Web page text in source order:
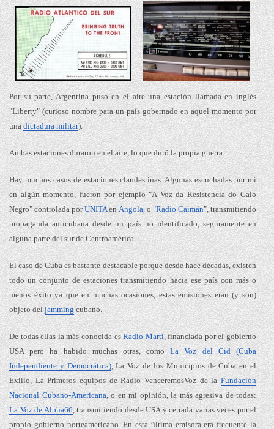
Por su parte, Argentina puso en el aire una estación llamada en inglés
"Liberty" (curioso nombre para un país gobernado en aquel momento por
unadictadura militar).
Ambas estaciones duraron en el aire, lo que duró la propia guerra.
Hay muchos casos de estaciones clandestinas. Algunas escuchadas por mí
en algún momento, fueron por ejemplo "A Voz da Resistencia do Galo
Negro" controlada porUNITAenAngola, o "Radio Caimán", transmitiendo
propaganda anticubana desde un país no identificado, seguramente en
alguna parte del sur de Centroamérica.
El caso de Cuba es bastante destacable porque desde hace décadas, existen
todo un conjunto de estaciones transmitiendo hacia ese país con más o
menos éxito ya que en muchas ocasiones, estas emisiones eran (y son)
objeto deljamming cubano.
De todas ellas la más conocida esRadio Martí, financiada por el gobierno
USA pero ha habido muchas otras, comoLa Voz del Cid (Cuba
Independiente y Democrática), La Voz de los Municipios de Cuba en el
Exilio, La Primeros equipos de Radio VenceremosVoz de laFundación
Nacional Cubano-Americana, o en mi opinión, la más agresiva de todas:
La Voz de Alpha66, transmitiendo desde USA y cerrada varias veces por el
propio gobierno norteamericano. En esta última emisora era frecuente la